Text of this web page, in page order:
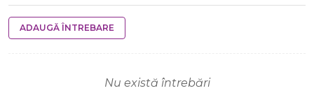
ADAUGĂ ÎNTREBARE
Nu există întrebări